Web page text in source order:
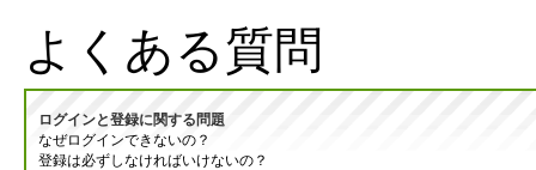
よくある質問
ログインと登録に関する問題
なぜログインできないの？
登録は必ずしなければいけないの？